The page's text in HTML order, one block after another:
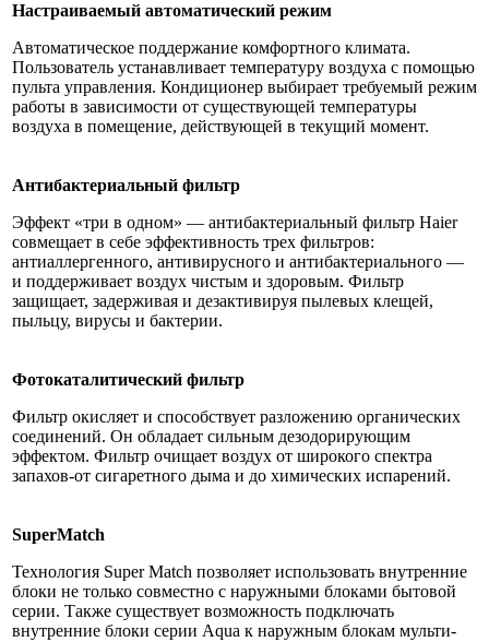
Настраиваемый автоматический режим
Автоматическое поддержание комфортного климата.
Пользователь устанавливает температуру воздуха с помощью
пульта управления. Кондиционер выбирает требуемый режим
работы в зависимости от существующей температуры
воздуха в помещение, действующей в текущий момент.
Антибактериальный фильтр
Эффект «три в одном» — антибактериальный фильтр Haier
совмещает в себе эффективность трех фильтров:
антиаллергенного, антивирусного и антибактериального —
и поддерживает воздух чистым и здоровым. Фильтр
защищает, задерживая и дезактивируя пылевых клещей,
пыльцу, вирусы и бактерии.
Фотокаталитический фильтр
Фильтр окисляет и способствует разложению органических
соединений. Он обладает сильным дезодорирующим
эффектом. Фильтр очищает воздух от широкого спектра
запахов-от сигаретного дыма и до химических испарений.
SuperMatch
Технология Super Match позволяет использовать внутренние
блоки не только совместно с наружными блоками бытовой
серии. Также существует возможность подключать
внутренние блоки серии Aqua к наружным блокам мульти-